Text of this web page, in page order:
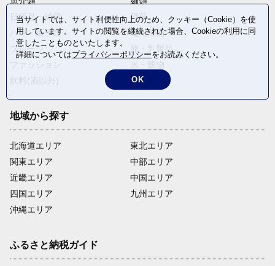
日用品・雑貨
野菜
パン・菓子類
電化製品
フルーツ
卵・乳製品
返礼品なし
地域から探す
北海道エリア
関東エリア
近畿エリア
四国エリア
沖縄エリア
東北エリア
中部エリア
中国エリア
九州エリア
ふるさと納税ガイド
当サイトでは、サイト利便性向上のため、クッキー（Cookie）を使
用しています。サイトの閲覧を継続された場合、Cookieの利用に同
意したことものといたします。
詳細についてはプライバシーポリシーをお読みください。
OK